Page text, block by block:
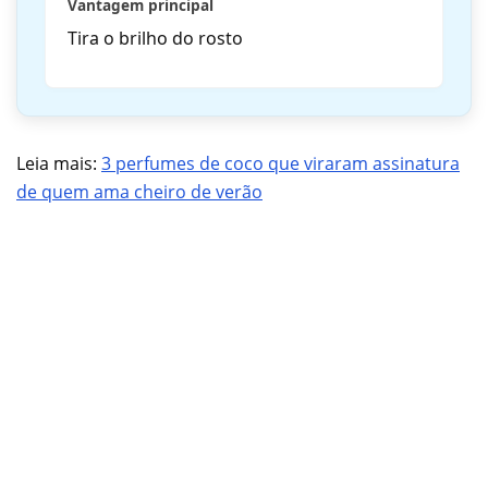
Vantagem principal
Tira o brilho do rosto
Leia mais: 3 perfumes de coco que viraram assinatura
de quem ama cheiro de verão